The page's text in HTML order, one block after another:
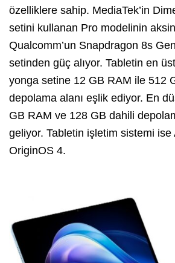
özelliklere sahip. MediaTek’in
setini kullanan Pro modelinin
Qualcomm’un Snapdragon 8s
setinden güç alıyor. Tabletin en
yonga setine 12 GB RAM ile 512
depolama alanı eşlik ediyor. En
GB RAM ve 128 GB dahili
geliyor. Tabletin işletim sistemi ise
OriginOS 4.